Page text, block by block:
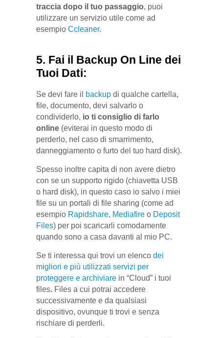
traccia dopo il tuo passaggio, puoi
utilizzare un servizio utile come ad
esempio Ccleaner.
5. Fai il Backup On Line dei
Tuoi Dati:
Se devi fare il backup di qualche cartella,
file, documento, devi salvarlo o
condividerlo, io ti consiglio di farlo
online (eviterai in questo modo di
perderlo, nel caso di smarrimento,
danneggiamento o furto del tuo hard disk).
Spesso inoltre capita di non avere dietro
con se un supporto rigido (chiavetta USB
o hard disk), in questo caso io salvo i miei
file su un portali di file sharing (come ad
esempio Rapidshare, Mediafire o Deposit
Files) per poi scaricarli comodamente
quando sono a casa davanti al mio PC.
Se ti interessa qui trovi un elenco dei
migliori e più utilizzati servizi per
proteggere e archiviare in “Cloud” i tuoi
files. Files a cui potrai accedere
successivamente e da qualsiasi
dispositivo, ovunque ti trovi e senza
rischiare di perderli.